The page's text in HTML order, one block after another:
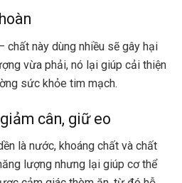
chất này dùng nhiều sẽ gây hại
vừa phải, nó lại giúp cải thiện
sức khỏe tim mạch.
cân, giữ eo
là nước, khoáng chất và chất
lượng nhưng lại giúp cơ thể